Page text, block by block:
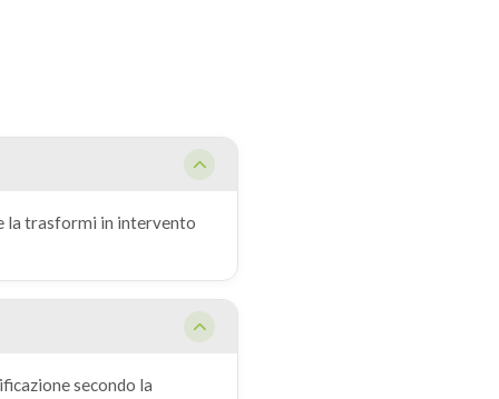
la trasformi in intervento
secondo la